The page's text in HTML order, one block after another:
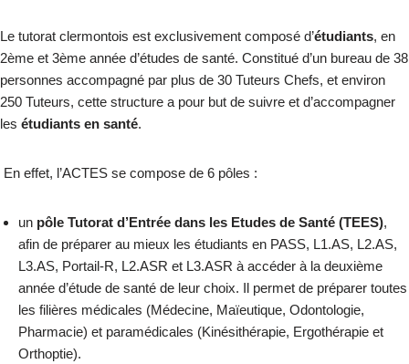
Le tutorat clermontois est exclusivement composé d’étudiants, en
2ème et 3ème année d’études de santé. Constitué d’un bureau de 38
personnes accompagné par plus de 30 Tuteurs Chefs, et environ
250 Tuteurs, cette structure a pour but de suivre et d’accompagner
les étudiants en santé.
En effet, l’ACTES se compose de 6 pôles :
un pôle Tutorat d’Entrée dans les Etudes de Santé (TEES),
afin de préparer au mieux les étudiants en PASS, L1.AS, L2.AS,
L3.AS, Portail-R, L2.ASR et L3.ASR à accéder à la deuxième
année d’étude de santé de leur choix. Il permet de préparer toutes
les filières médicales (Médecine, Maïeutique, Odontologie,
Pharmacie) et paramédicales (Kinésithérapie, Ergothérapie et
Orthoptie).